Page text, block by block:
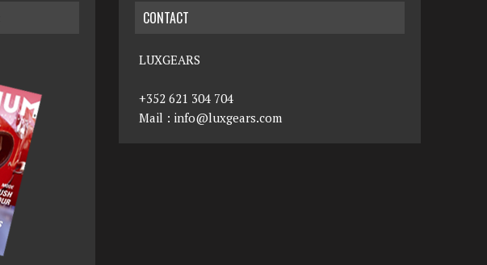
CONTACT
LUXGEARS
+352 621 304 704
Mail : info@luxgears.com